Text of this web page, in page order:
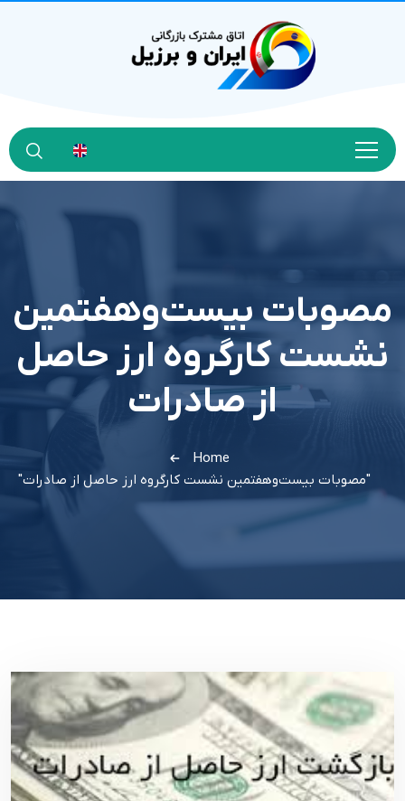
مصوبات بیست‌وهفتمین
نشست کارگروه ارز حاصل
از صادرات
Home
"مصوبات بیست‌وهفتمین نشست کارگروه ارز حاصل از صادرات"